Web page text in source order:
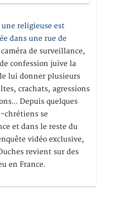
religieuse est
dans une rue de
de surveillance,
confession juive la
lui donner plusieurs
crachats, agressions
Depuis quelques
chrétiens se
et dans le reste du
vidéo exclusive,
revient sur des
en France.